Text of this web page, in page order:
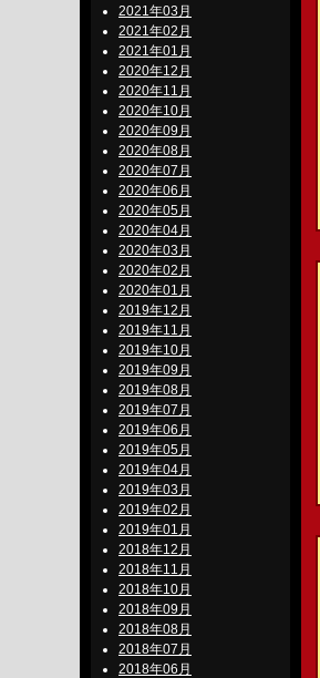
2021年03月
2021年02月
2021年01月
2020年12月
2020年11月
2020年10月
2020年09月
2020年08月
2020年07月
2020年06月
2020年05月
2020年04月
2020年03月
2020年02月
2020年01月
2019年12月
2019年11月
2019年10月
2019年09月
2019年08月
2019年07月
2019年06月
2019年05月
2019年04月
2019年03月
2019年02月
2019年01月
2018年12月
2018年11月
2018年10月
2018年09月
2018年08月
2018年07月
2018年06月